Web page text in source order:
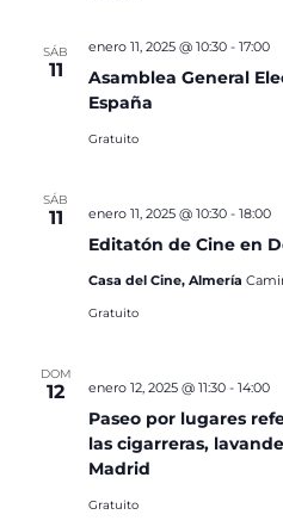
SÁB
11
Asamblea General
España
enero 11, 2025 @ 10:30- 17:00
Gratuito
SÁB
11
Editatón de Cine en
enero 11, 2025 @ 10:30- 18:00
Casa del Cine, Almería
Gratuito
DOM
12
Paseo por lugares
las cigarreras,
Madrid
enero 12, 2025 @ 11:30- 14:00
Gratuito